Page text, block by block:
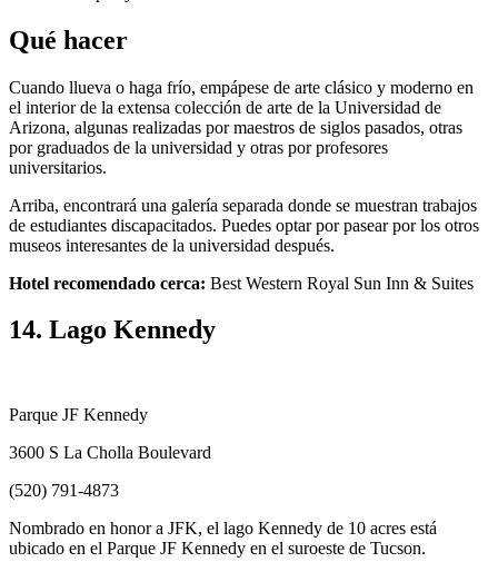
Qué hacer
Cuando llueva o haga frío, empápese de arte clásico y moderno en
el interior de la extensa colección de arte de la Universidad de
Arizona, algunas realizadas por maestros de siglos pasados, otras
por graduados de la universidad y otras por profesores
universitarios.
Arriba, encontrará una galería separada donde se muestran trabajos
de estudiantes discapacitados. Puedes optar por pasear por los otros
museos interesantes de la universidad después.
Hotel recomendado cerca: Best Western Royal Sun Inn & Suites
14. Lago Kennedy
Parque JF Kennedy
3600 S La Cholla Boulevard
(520) 791-4873
Nombrado en honor a JFK, el lago Kennedy de 10 acres está
ubicado en el Parque JF Kennedy en el suroeste de Tucson.